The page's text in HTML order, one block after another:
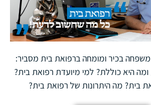
משפחה בכיר ומומחה ברפואת בית מסביר:
היא כוללת? למי מיועדת רפואת בית?
בית? מה היתרונות של רפואת בית?